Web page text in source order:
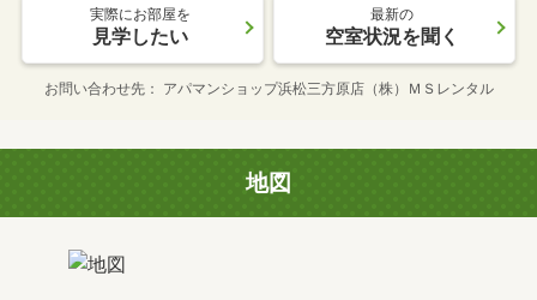
実際にお部屋を
見学したい
最新の
空室状況を聞く
お問い合わせ先 アパマンショップ浜松三方原店（株）ＭＳレンタル
地図